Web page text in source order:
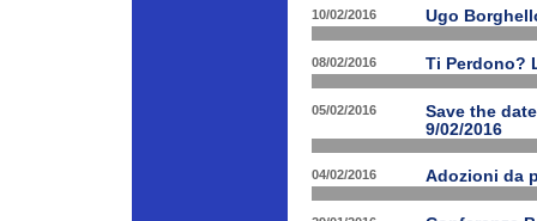
10/02/2016 Ugo
08/02/2016 Ti Perdono?
05/02/2016
Save the
9/02/2016
04/02/2016 Adozioni da